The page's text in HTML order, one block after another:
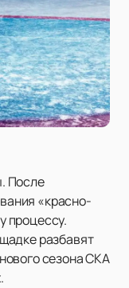
После
«красно-
процессу.
разбавят
сезона СКА